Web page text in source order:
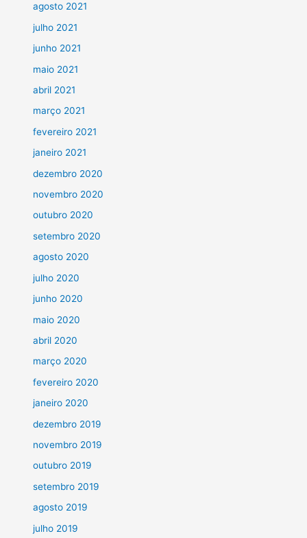
agosto 2021
julho 2021
junho 2021
maio 2021
abril 2021
março 2021
fevereiro 2021
janeiro 2021
dezembro 2020
novembro 2020
outubro 2020
setembro 2020
agosto 2020
julho 2020
junho 2020
maio 2020
abril 2020
março 2020
fevereiro 2020
janeiro 2020
dezembro 2019
novembro 2019
outubro 2019
setembro 2019
agosto 2019
julho 2019